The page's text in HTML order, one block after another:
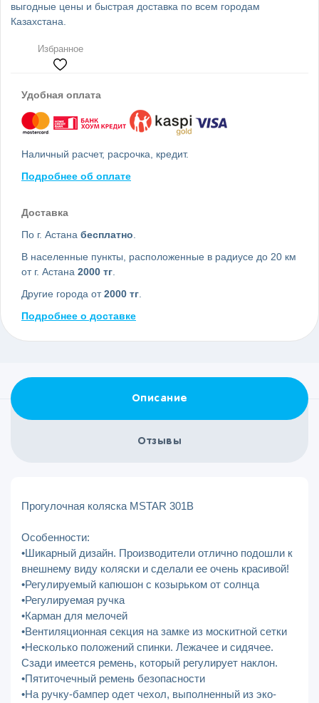
выгодные цены и быстрая доставка по всем городам
Казахстана.
Избранное
Удобная оплата
Наличный расчет, расрочка, кредит.
Подробнее об оплате
Доставка
По г. Астана бесплатно
В населенные пункты, расположенные в радиусе до 20 км
от г. Астана 2000 тг
Другие города от2000 тг
Подробнее о доставке
Описание
Отзывы
Прогулочная коляска MSTAR 301В
Особенности:
•Шикарный дизайн. Производители отлично подошли к
внешнему виду коляски и сделали ее очень красивой!
•Регулируемый капюшон с козырьком от солнца
•Регулируемая ручка
•Карман для мелочей
•Вентиляционная секция на замке из москитной сетки
•Несколько положений спинки. Лежачее и сидячее.
Сзади имеется ремень, который регулирует наклон.
•Пятиточечный ремень безопасности
•На ручку-бампер одет чехол, выполненный из эко-